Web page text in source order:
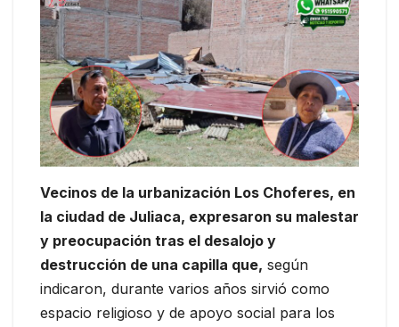
Vecinos de la urbanización Los Choferes, en
la ciudad de Juliaca, expresaron su malestar
y preocupación tras el desalojo y
destrucción de una capilla que, según
indicaron, durante varios años sirvió como
espacio religioso y de apoyo social para los